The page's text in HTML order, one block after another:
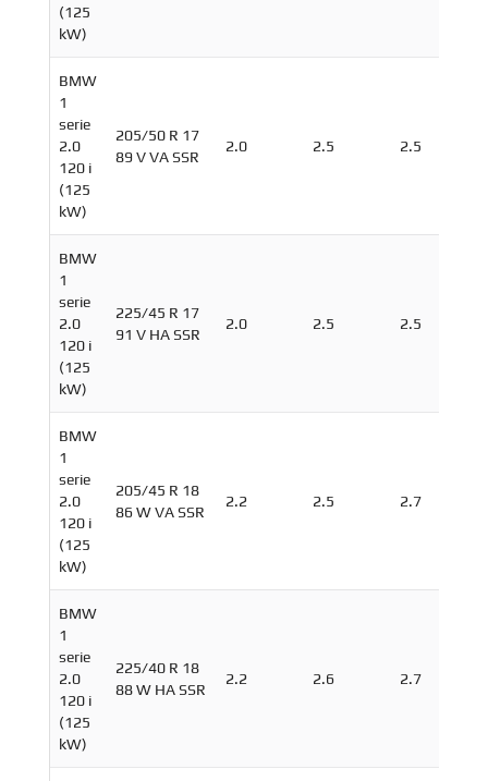
(125
kW)
BMW
1
serie
2.0
120 i
(125
kW)
205/50 R 17
89 V VA SSR
2.0 2.5 2.5
BMW
1
serie
2.0
120 i
(125
kW)
225/45 R 17
91 V HA SSR
2.0 2.5 2.5
BMW
1
serie
2.0
120 i
(125
kW)
205/45 R 18
86 W VA SSR
2.2 2.5 2.7
BMW
1
serie
2.0
120 i
(125
kW)
225/40 R 18
88 W HA SSR
2.2 2.6 2.7